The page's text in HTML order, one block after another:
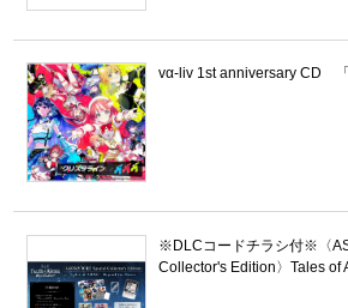
vα-liv 1st anniversary CD 「
※DLCコードチラシ付※〈
Collector's Edition〉Tales of